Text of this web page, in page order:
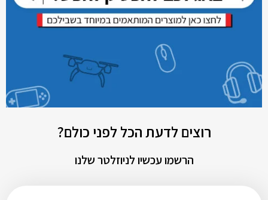
רוצים לדעת הכל לפני כולם?
הרשמו עכשיו לניוזלטר שלנו